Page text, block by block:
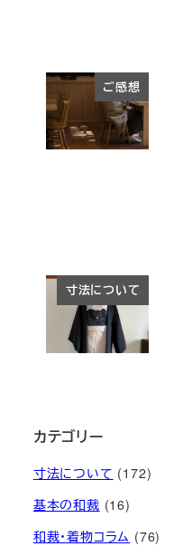
ご感想
寸法について
カテゴリー
寸法について (172)
基本の和裁 (16)
和裁・着物コラム (76)